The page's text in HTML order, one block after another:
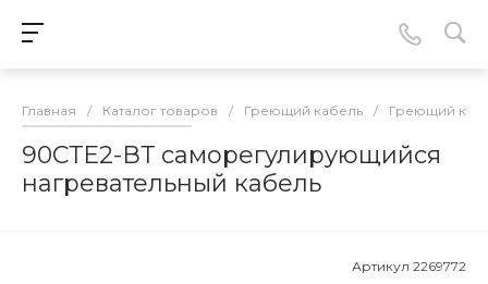
Главная / Каталог товаров / Греющий кабель / Греющий
90СТЕ2-ВТ саморегулирующийся
нагревательный кабель
Артикул 2269772